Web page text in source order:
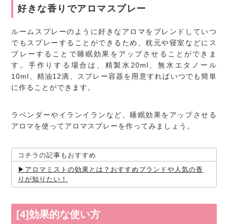
好きな香りでアロマスプレー
ルームスプレーのように好きなアロマをブレンドしていつ
でもスプレーすることができるため、枕元や寝室などにス
プレーすることで睡眠効果をアップさせることができま
す。手作りする場合は、精製水20ml、無水エタノール
10ml、精油12滴、スプレー容器を用意すればいつでも簡単
に作ることができます。
ラベンダーやイランイランなど、睡眠効果をアップさせる
アロマを使ってアロマスプレーを作ってみましょう。
コチラの記事もおすすめ
アロマミストの効果とは？おすすめブランドや人気の香
りが知りたい！
[4]効果的な使い方